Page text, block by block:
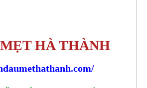
HÀ THÀNH